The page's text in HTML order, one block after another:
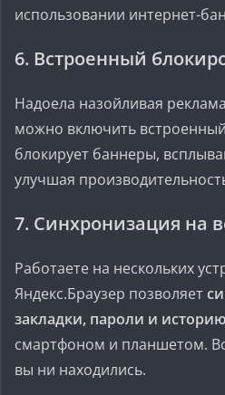
использовании интернет-
6. Встроенный
Надоела назойливая
можно включить встроенный
блокирует баннеры,
улучшая
7. Синхронизация на
Работаете на нескольких
Яндекс.Браузер позволяет
закладки, пароли и историю
смартфоном и планшетом.
вы ни находились.